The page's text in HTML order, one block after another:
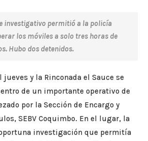
investigativo permitió a la policía
los móviles a solo tres horas de
Hubo dos detenidos.
y la Rinconada el Sauce se
de un importante operativo de
por la Sección de Encargo y
SEBV Coquimbo. En el lugar, la
investigación que permitía